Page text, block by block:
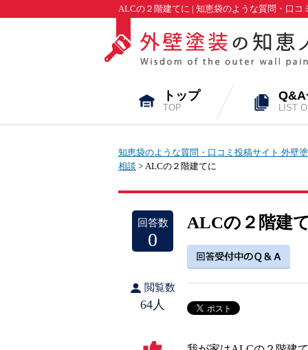
ALCの２階建てに | 知恵袋のような質問・口コ
トップ
TOP
Q&A
LIST
知恵袋のような質問・口コミ投稿サイト 外壁
相談 > ALCの２階建てに
回答数
0
閲覧数
64人
ALCの２階建